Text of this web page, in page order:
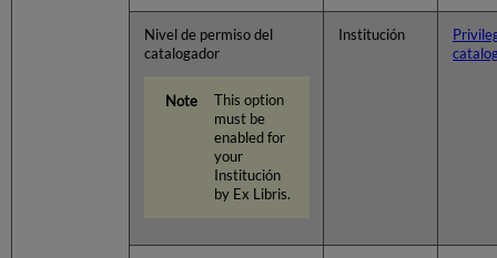
Nivel de permiso del
catalogador
This option
must be
enabled for
your
Institución
by Ex Libris.
Institución